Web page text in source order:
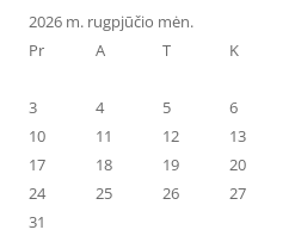
2026 m. rugpjūčio mėn.
Pr
A T K
3
4 5 6
10
11 12 13
17
18 19 20
24
25 26 27
31